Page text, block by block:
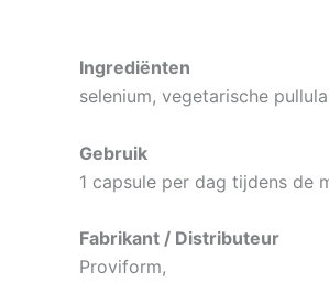
Ingrediënten
selenium, vegetarische
Gebruik
1 capsule per dag tijdens de
Fabrikant / Distributeur
Proviform,